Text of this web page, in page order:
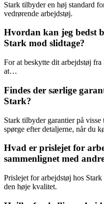
Stark tilbyder en høj standard
vedrørende arbejdstøj.
Hvordan kan jeg bedst
Stark mod slidtage?
For at beskytte dit arbejdstøj
at…
Findes der særlige
Stark?
Stark tilbyder garantier på
spørge efter detaljerne, når du
Hvad er prislejet for
sammenlignet med
Prislejet for arbejdstøj hos
den høje kvalitet.